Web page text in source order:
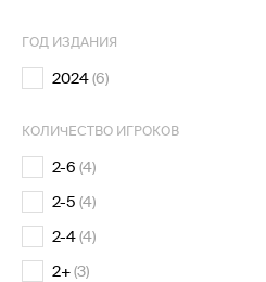
ГОД ИЗДАНИЯ
2024(6)
КОЛИЧЕСТВО ИГРОКОВ
2-6 (4)
2-5 (4)
2-4(4)
2+(3)